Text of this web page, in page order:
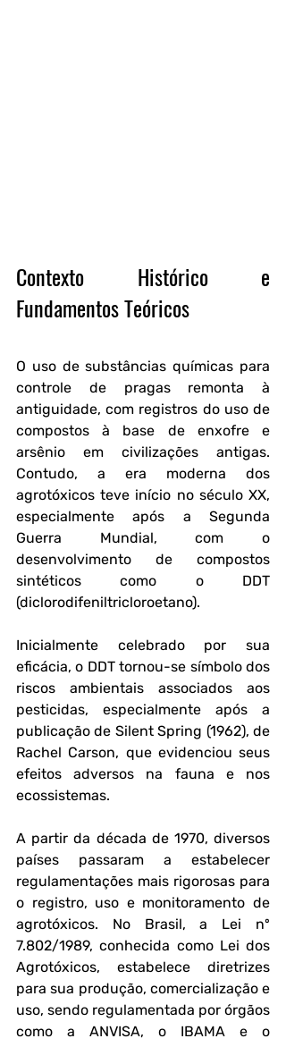
Contexto Histórico e
Fundamentos Teóricos
O uso de substâncias químicas para
controle de pragas remonta à
antiguidade, com registros do uso de
compostos à base de enxofre e
arsênio em civilizações antigas.
Contudo, a era moderna dos
agrotóxicos teve início no século XX,
especialmente após a Segunda
Guerra Mundial, com o
desenvolvimento de compostos
sintéticos como o DDT
(diclorodifeniltricloroetano).
Inicialmente celebrado por sua
eficácia, o DDT tornou-se símbolo dos
riscos ambientais associados aos
pesticidas, especialmente após a
publicação de Silent Spring (1962), de
Rachel Carson, que evidenciou seus
efeitos adversos na fauna e nos
ecossistemas.
A partir da década de 1970, diversos
países passaram a estabelecer
regulamentações mais rigorosas para
o registro, uso e monitoramento de
agrotóxicos. No Brasil, a Lei nº
7.802/1989, conhecida como Lei dos
Agrotóxicos, estabelece diretrizes
para sua produção, comercialização e
uso, sendo regulamentada por órgãos
como a ANVISA, o IBAMA e o